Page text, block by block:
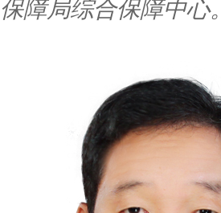
保障局综合保障中心。